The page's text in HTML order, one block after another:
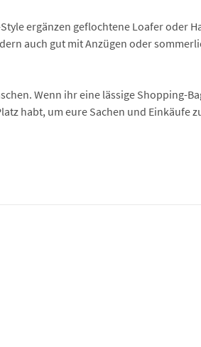
ergänzen geflochtene Loafer oder
auch gut mit Anzügen oder
Wenn ihr eine lässige Shopping-
habt, um eure Sachen und Einkäufe